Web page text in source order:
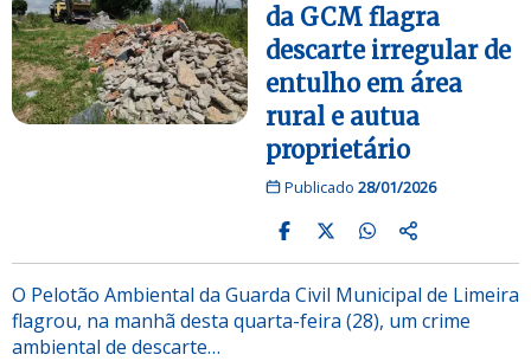
da GCM flagra
descarte irregular de
entulho em área
rural e autua
proprietário
Publicado 28/01/2026
O Pelotão Ambiental da Guarda Civil Municipal de Limeira
flagrou, na manhã desta quarta-feira (28), um crime
ambiental de descarte…